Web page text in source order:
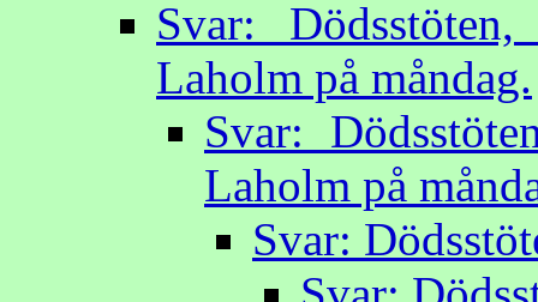
Svar:
Laholm på måndag.
Svar:
Laholm på
Svar: